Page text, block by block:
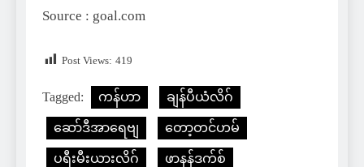
Source : goal.com
Post Views: 419
Tagged: ကန်ဟာ ချန်ပီယံလိဂ်
ဆော်ဒီအာရေဗျ တော့တင်ဟမ်
ပရီးမီးယားလိဂ် ဖာနန်ဒက်စ်